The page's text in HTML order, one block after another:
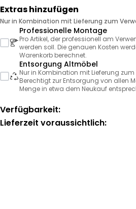
Extras hinzufügen
Nur in Kombination mit Lieferung zum
Professionelle Montage
Pro Artikel, der professionell am
werden soll. Die genauen Kosten
Warenkorb berechnet.
Entsorgung Altmöbel
Nur in Kombination mit Lieferung
Berechtigt zur Entsorgung von allen
Menge in etwa dem Neukauf
Verfügbarkeit:
Lieferzeit voraussichtlich: